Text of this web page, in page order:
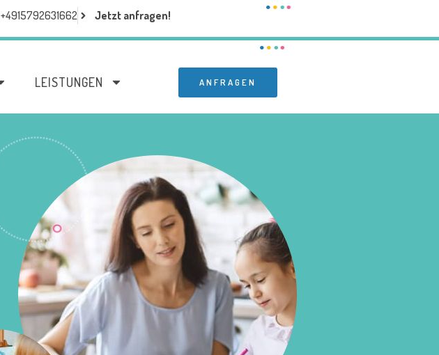
+4915792631662 Jetzt anfragen!
LEISTUNGEN ANFRAGEN